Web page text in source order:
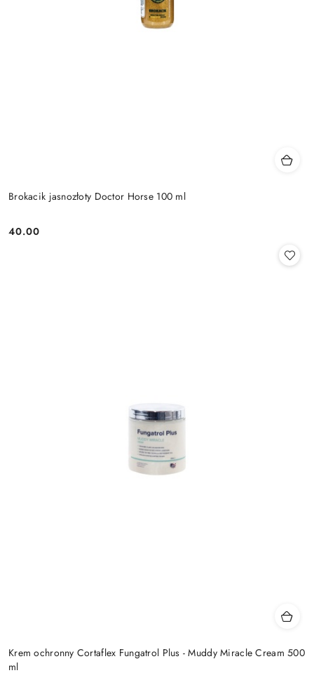
Brokacik jasnozłoty Doctor Horse 100 ml
Cena:
40.00
Krem ochronny Cortaflex Fungatrol Plus - Muddy Miracle Cream 500
ml